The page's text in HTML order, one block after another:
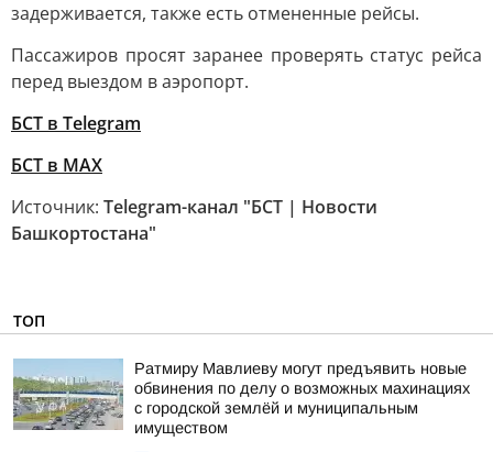
задерживается, также есть отмененные рейсы.
Пассажиров просят заранее проверять статус рейса
перед выездом в аэропорт.
БСТ в Telegram
БСТ в МАХ
Источник: Telegram-канал "БСТ | Новости
Башкортостана"
ТОП
Ратмиру Мавлиеву могут предъявить новые
обвинения по делу о возможных махинациях
с городской землёй и муниципальным
имуществом